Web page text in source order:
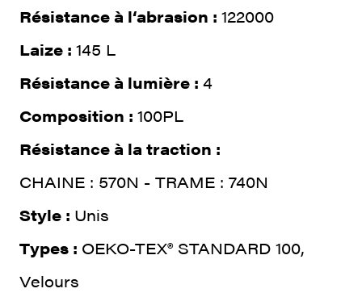
Résistance à l‘abrasion : 122000
Laize : 145 L
Résistance à lumière : 4
Composition : 100PL
Résistance à la traction :
CHAINE : 570N - TRAME : 740N
Style : Unis
Types : OEKO-TEX® STANDARD 100,
Velours